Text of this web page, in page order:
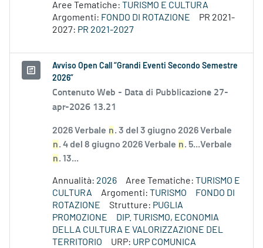
Aree Tematiche: TURISMO E CULTURA
Argomenti: FONDO DI ROTAZIONE
PR 2021-
2027: PR 2021-2027
Avviso Open Call “Grandi Eventi Secondo Semestre
2026”
Contenuto Web - Data di Pubblicazione 27-
apr-2026 13.21
2026 Verbale n. 3 del 3 giugno 2026 Verbale
n. 4 del 8 giugno 2026 Verbale n. 5...Verbale
n. 13...
Annualità: 2026 Aree Tematiche: TURISMO E
CULTURA
Argomenti: TURISMO
FONDO DI
ROTAZIONE
Strutture: PUGLIA
PROMOZIONE
DIP. TURISMO, ECONOMIA
DELLA CULTURA E VALORIZZAZIONE DEL
TERRITORIO
URP: URP COMUNICA